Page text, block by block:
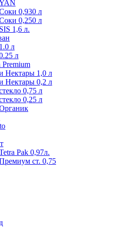
0,930 л
0,250 л
1,6 л.
л
л
Нектары 1,0 л
Нектары 0,2 л
0,75 л
0,25 л
Pak 0,97л.
ст. 0,75